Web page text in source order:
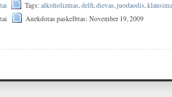
Tags:alkoholizmas,delfi,dievas,juodaodis,
Anekdotas paskelbtas: November 19, 2009